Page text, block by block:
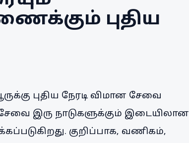
புதிய
புதிய நேரடி விமான சேவை
சேவை இரு நாடுகளுக்கும் இடையிலான
குறிப்பாக, வணிகம்,